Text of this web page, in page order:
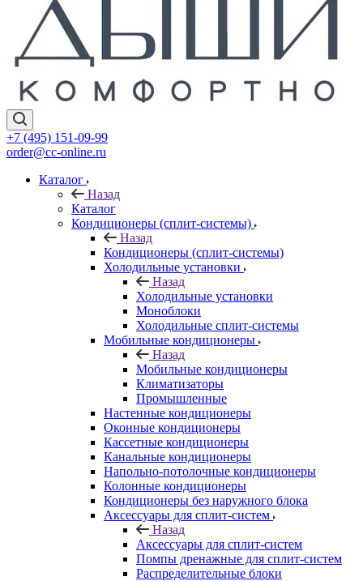
+7 (495) 151-09-99
order@cc-online.ru
Каталог
Назад
Каталог
Кондиционеры (сплит-системы)
Назад
Кондиционеры (сплит-системы)
Холодильные установки
Назад
Холодильные установки
Моноблоки
Холодильные сплит-системы
Мобильные кондиционеры
Назад
Мобильные кондиционеры
Климатизаторы
Промышленные
Настенные кондиционеры
Оконные кондиционеры
Кассетные кондиционеры
Канальные кондиционеры
Напольно-потолочные кондиционеры
Колонные кондиционеры
Кондиционеры без наружного блока
Аксессуары для сплит-систем
Назад
Аксессуары для сплит-систем
Помпы дренажные для сплит-систем
Распределительные блоки